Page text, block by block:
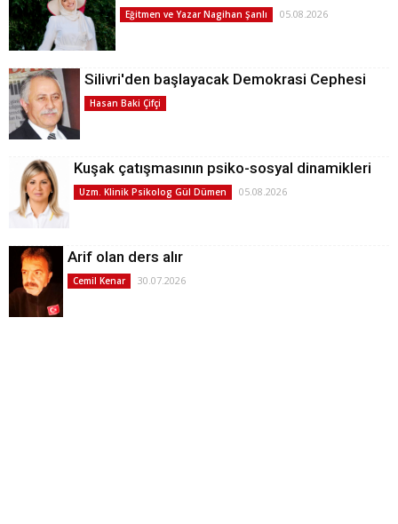
Eğitmen ve Yazar Nagihan Şanlı 05.08.2026
Silivri'den başlayacak Demokrasi Cephesi
Hasan Baki Çifçi
Kuşak çatışmasının psiko-sosyal dinamikleri
Uzm. Klinik Psikolog Gül Dümen 05.08.2026
Arif olan ders alır
Cemil Kenar 30.07.2026